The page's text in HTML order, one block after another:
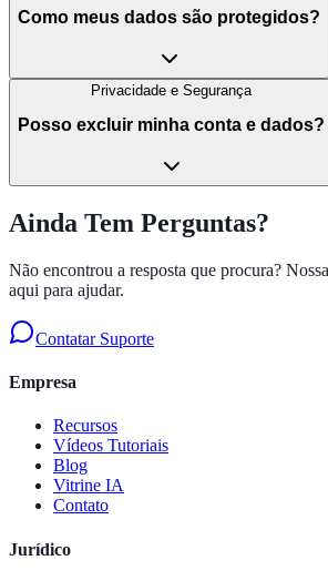
Como meus dados são protegidos?
Privacidade e Segurança
Posso excluir minha conta e dados?
Ainda Tem Perguntas?
Não encontrou a resposta que procura?
aqui para ajudar.
Contatar Suporte
Empresa
Recursos
Vídeos Tutoriais
Blog
Vitrine IA
Contato
Jurídico